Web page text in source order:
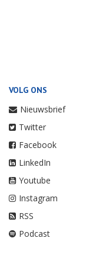
VOLG ONS
Nieuwsbrief
Twitter
Facebook
LinkedIn
Youtube
Instagram
RSS
Podcast